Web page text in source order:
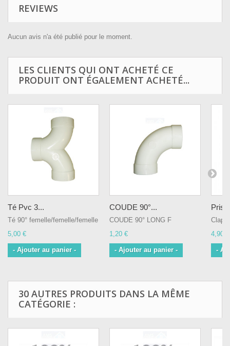
REVIEWS
Aucun avis n'a été publié pour le moment.
LES CLIENTS QUI ONT ACHETÉ CE
PRODUIT ONT ÉGALEMENT ACHETÉ...
Té Pvc 3...
Té 90° femelle/femelle/femelle
5,00 €
- Ajouter au panier -
COUDE 90°...
COUDE 90° LONG F
1,20 €
- Ajouter au panier -
4,90 €
-
30 AUTRES PRODUITS DANS LA MÊME
CATÉGORIE :